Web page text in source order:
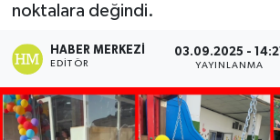
noktalara değindi.
HABER MERKEZI
EDITÖR
03.09.2025 - 14:21
YAYINLANMA
Tüm Manşetler
Son Dakika Haberleri
Haber Arşivi